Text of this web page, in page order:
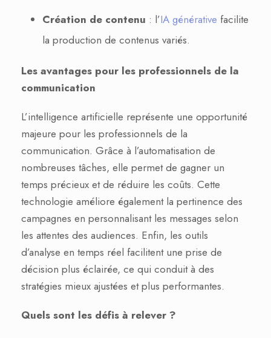
Création de contenu : l’IA générative facilite
la production de contenus variés.
Les avantages pour les professionnels de la
communication
L’intelligence artificielle représente une opportunité
majeure pour les professionnels de la
communication. Grâce à l’automatisation de
nombreuses tâches, elle permet de gagner un
temps précieux et de réduire les coûts. Cette
technologie améliore également la pertinence des
campagnes en personnalisant les messages selon
les attentes des audiences. Enfin, les outils
d’analyse en temps réel facilitent une prise de
décision plus éclairée, ce qui conduit à des
stratégies mieux ajustées et plus performantes.
Quels sont les défis à relever ?